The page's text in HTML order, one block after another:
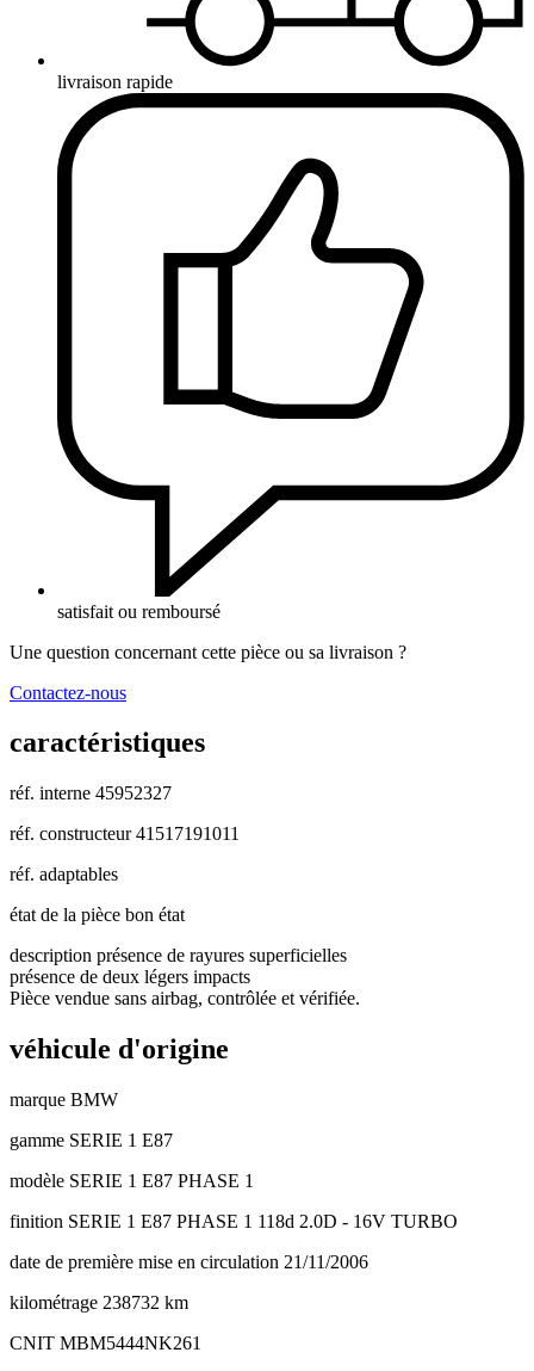
livraison rapide
satisfait ou remboursé
Une question concernant cette pièce ou sa livraison ?
Contactez-nous
caractéristiques
réf. interne 45952327
réf. constructeur 41517191011
réf. adaptables
état de la pièce bon état
description présence de rayures superficielles
présence de deux légers impacts
Pièce vendue sans airbag, contrôlée et vérifiée.
véhicule d'origine
marque BMW
gamme SERIE 1 E87
modèle SERIE 1 E87 PHASE 1
finition SERIE 1 E87 PHASE 1 118d 2.0D - 16V TURBO
date de première mise en circulation 21/11/2006
kilométrage 238732 km
CNIT MBM5444NK261